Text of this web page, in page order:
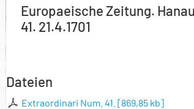
Europaeische Zeitung.
41. 21.4.1701
Dateien
Extraordinari Num. 41. [869,85 kb]